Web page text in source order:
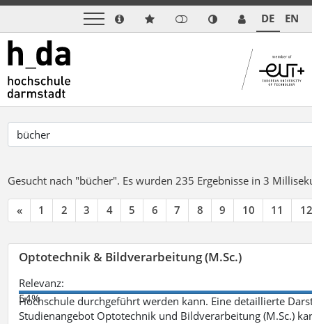
DE EN
Gesucht nach "bücher". Es wurden 235 Ergebnisse in 3
« 1 2 3 4 5 6 7 8 9 10 11 12
Optotechnik & Bildverarbeitung (M.Sc.)
Relevanz:
54%
Hochschule durchgeführt werden kann. Eine detaillierte
Studienangebot Optotechnik und Bildverarbeitung (M.Sc.)